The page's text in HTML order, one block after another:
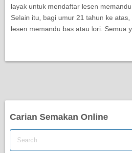
layak untuk mendaftar lesen
Selain itu, bagi umur 21 tahun ke
lesen memandu bas atau lori. Semua
Carian Semakan Online